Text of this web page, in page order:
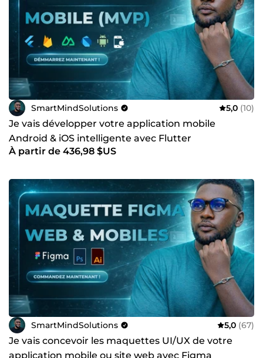
SmartMindSolutions 5,0 (10)
Je vais développer votre application mobile
Android & iOS intelligente avec Flutter
À partir de 436,98 $US
SmartMindSolutions 5,0 (67)
Je vais concevoir les maquettes UI/UX de votre
application mobile ou site web avec Figma